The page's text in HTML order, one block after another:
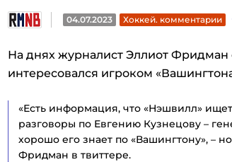
04.07.2023 Хоккей. комментарии
На днях журналист Эллиот Фридман
интересовался игроком
«Есть информация, что «Нэшвилл»
разговоры по Евгению Кузнецову –
хорошо его знает по «Вашингтону», –
Фридман в твиттере.